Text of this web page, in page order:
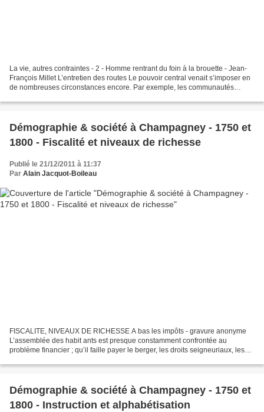
La vie, autres contraintes - 2 - Homme rentrant du foin à la brouette - Jean-
François Millet L’entretien des routes Le pouvoir central venait s’imposer en
de nombreuses circonstances encore. Par exemple, les communautés
Démographie & société à Champagney - 1750 et
1800 - Fiscalité et niveaux de richesse
Publié le 21/12/2011 à 11:37
Par Alain Jacquot-Boileau
FISCALITE, NIVEAUX DE RICHESSE A bas les impôts - gravure anonyme
L’assemblée des habit ants est presque constamment confrontée au
problème financier ; qu’il faille payer le berger, les droits seigneuriaux, les
Démographie & société à Champagney - 1750 et
1800 - Instruction et alphabétisation